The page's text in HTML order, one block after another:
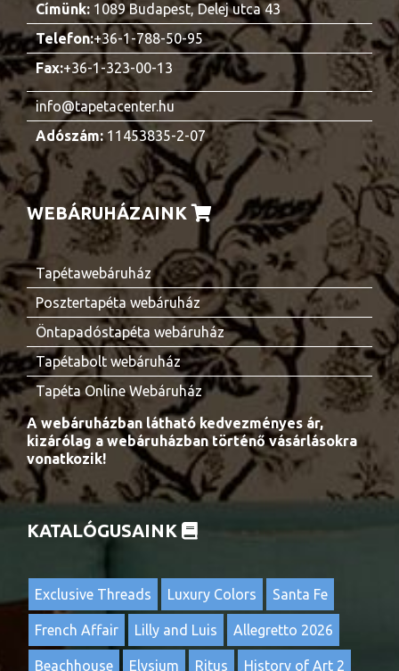
Címünk: 1089 Budapest, Delej utca 43
Telefon:+36-1-788-50-95
Fax:+36-1-323-00-13
info@tapetacenter.hu
Adószám:11453835-2-07
WEBÁRUHÁZAINK
Tapétawebáruház
Posztertapéta webáruház
Öntapadóstapéta webáruház
Tapétabolt webáruház
Tapéta Online Webáruház
A webáruházban látható kedvezményes ár,
kizárólag a webáruházban történő vásárlásokra
vonatkozik!
KATALÓGUSAINK
Exclusive Threads Luxury Colors Santa Fe
French Affair Lilly and Luis Allegretto 2026
Beachhouse Elysium Ritus History of Art 2